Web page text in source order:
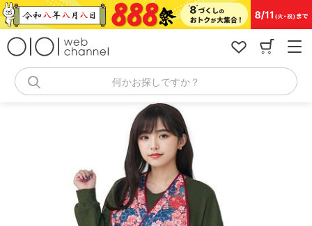
コ
ン
何かお探しですか？